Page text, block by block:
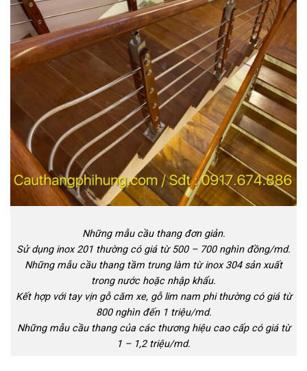
Những mẫu cầu thang đơn giản.
Sử dụng inox 201 thường có giá từ 500 – 700 nghìn đồng/md.
Những mẫu cầu thang tầm trung làm từ inox 304 sản xuất
trong nước hoặc nhập khẩu.
Kết hợp với tay vịn gỗ căm xe, gỗ lim nam phi thường có giá từ
800 nghìn đến 1 triệu/md.
Những mẫu cầu thang của các thương hiệu cao cấp có giá từ
1 – 1,2 triệu/md.